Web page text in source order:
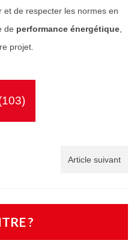
de respecter les normes en
de performance énergétique
projet.
Article suivant
?